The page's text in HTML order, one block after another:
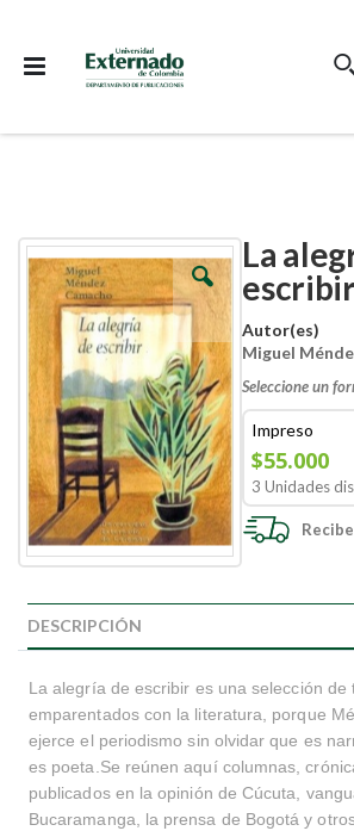
COEDICIONES
La
Autor(es)
Miguel
Seleccione un
Impreso
$55.000
3 Unidades
Skip
to
the
end
images
gallery
Skip
to
the
beginning
images
gallery
DESCRIPCIÓN
La alegría de escribir es una selección de
emparentados con la literatura, porque
ejerce el periodismo sin olvidar que es
es poeta.Se reúnen aquí columnas,
publicados en la opinión de Cúcuta,
Bucaramanga, la prensa de Bogotá y